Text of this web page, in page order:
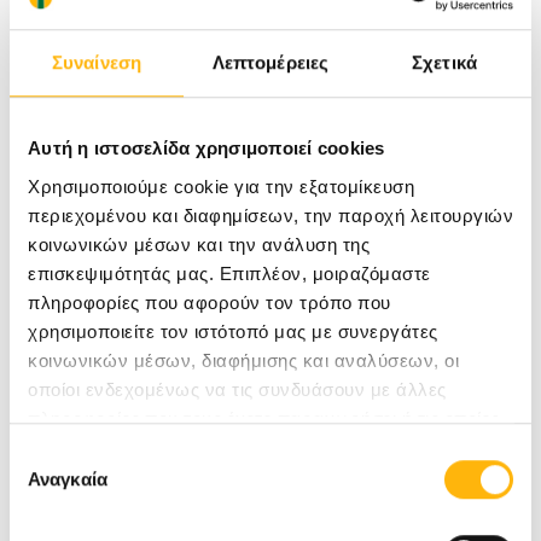
Συναίνεση Λεπτομέρειες Σχετικά
Αυτή η ιστοσελίδα χρησιμοποιεί cookies
Χρησιμοποιούμε cookie για την εξατομίκευση
περιεχομένου και διαφημίσεων, την παροχή λειτουργιών
κοινωνικών μέσων και την ανάλυση της
επισκεψιμότητάς μας. Επιπλέον, μοιραζόμαστε
πληροφορίες που αφορούν τον τρόπο που
χρησιμοποιείτε τον ιστότοπό μας με συνεργάτες
κοινωνικών μέσων, διαφήμισης και αναλύσεων, οι
οποίοι ενδεχομένως να τις συνδυάσουν με άλλες
πληροφορίες που τους έχετε παραχωρήσει ή τις οποίες
των υπηρεσιών τους.
συγκατάθεσης
Αναγκαία
έως και την Παρασκευή 6 Οκτωβρίου 2017.
Σήμερα, οι καρδιακές παθήσεις βάσει
στατιστικών στοιχειών αποτελούν την πρώτη
αιτία θανάτου παγκοσμίως. Η πρόληψη παίζει
πολύ σημαντικό ρόλο και ο τακτικός έλεγχος
μπορεί να μειώσει το μελλοντικό καρδιαγγειακό
κίνδυνο.
Για περισσότερες δημοσιογραφικές